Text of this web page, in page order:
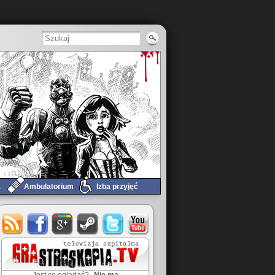
Ambulatorium Izba przyjęć